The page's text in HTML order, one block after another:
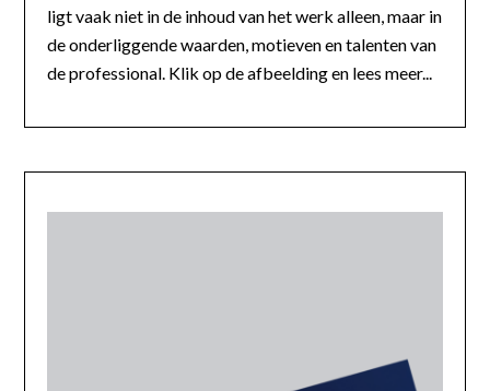
ligt vaak niet in de inhoud van het werk alleen, maar in
de onderliggende waarden, motieven en talenten van
de professional. Klik op de afbeelding en lees meer...